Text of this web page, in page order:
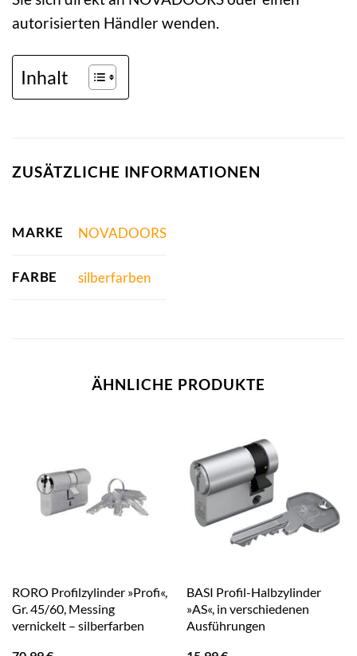
autorisierten Händler wenden.
Inhalt
ZUSÄTZLICHE INFORMATIONEN
MARKE NOVADOORS
FARBE silberfarben
ÄHNLICHE PRODUKTE
RORO Profilzylinder »Profi«,
Gr. 45/60, Messing
vernickelt – silberfarben
BASI Profil-Halbzylinder
»AS«, in verschiedenen
Ausführungen